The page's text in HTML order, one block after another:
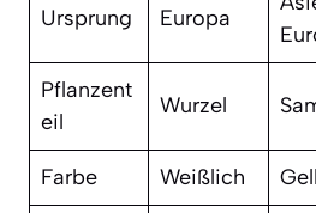
Ursprung Europa
Pflanzent
eil
Wurzel
Farbe Weißlich